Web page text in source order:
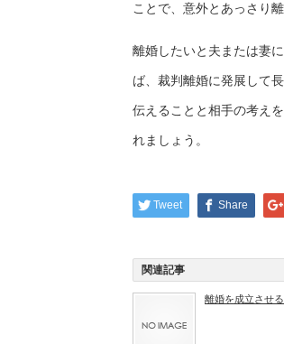
ことで、意外とあっさり
離婚したいと夫または妻
ば、裁判離婚に発展して
伝えることと相手の考え
れましょう。
Tweet Share
関連記事
離婚を成立させ